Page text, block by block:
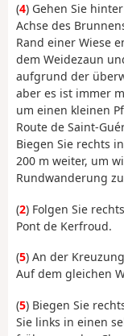
(4) Gehen Sie
Achse des
Rand einer Wiese
dem Weidezaun
aufgrund der
aber es ist immer
um einen kleinen
Route de Saint-
Biegen Sie rechts
200 m weiter, um
Rundwanderung
(2) Folgen Sie
Pont de Kerfroud.
(5) An der
Auf dem gleichen
(5) Biegen Sie
Sie links in einen